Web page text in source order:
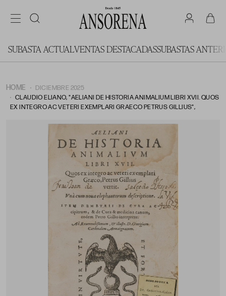
SUBASTA ACTUALVENTAS DESTACADASSUBASTAS
HOME
DICIEMBRE 2025
CLAUDIO ELIANO, "AELIANI DE HISTORIA ANIMALIUM LIBRI XVII. QUOS
EX INTEGRO AC VETERI EXEMPLARI GRAECO PETRUS GILLIUS",